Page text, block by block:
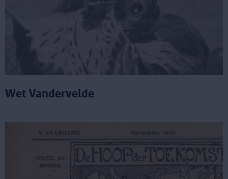
Wet Vandervelde